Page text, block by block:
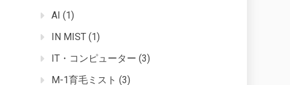
AI (1)
IN MIST (1)
IT・コンピューター (3)
M-1育毛ミスト (3)